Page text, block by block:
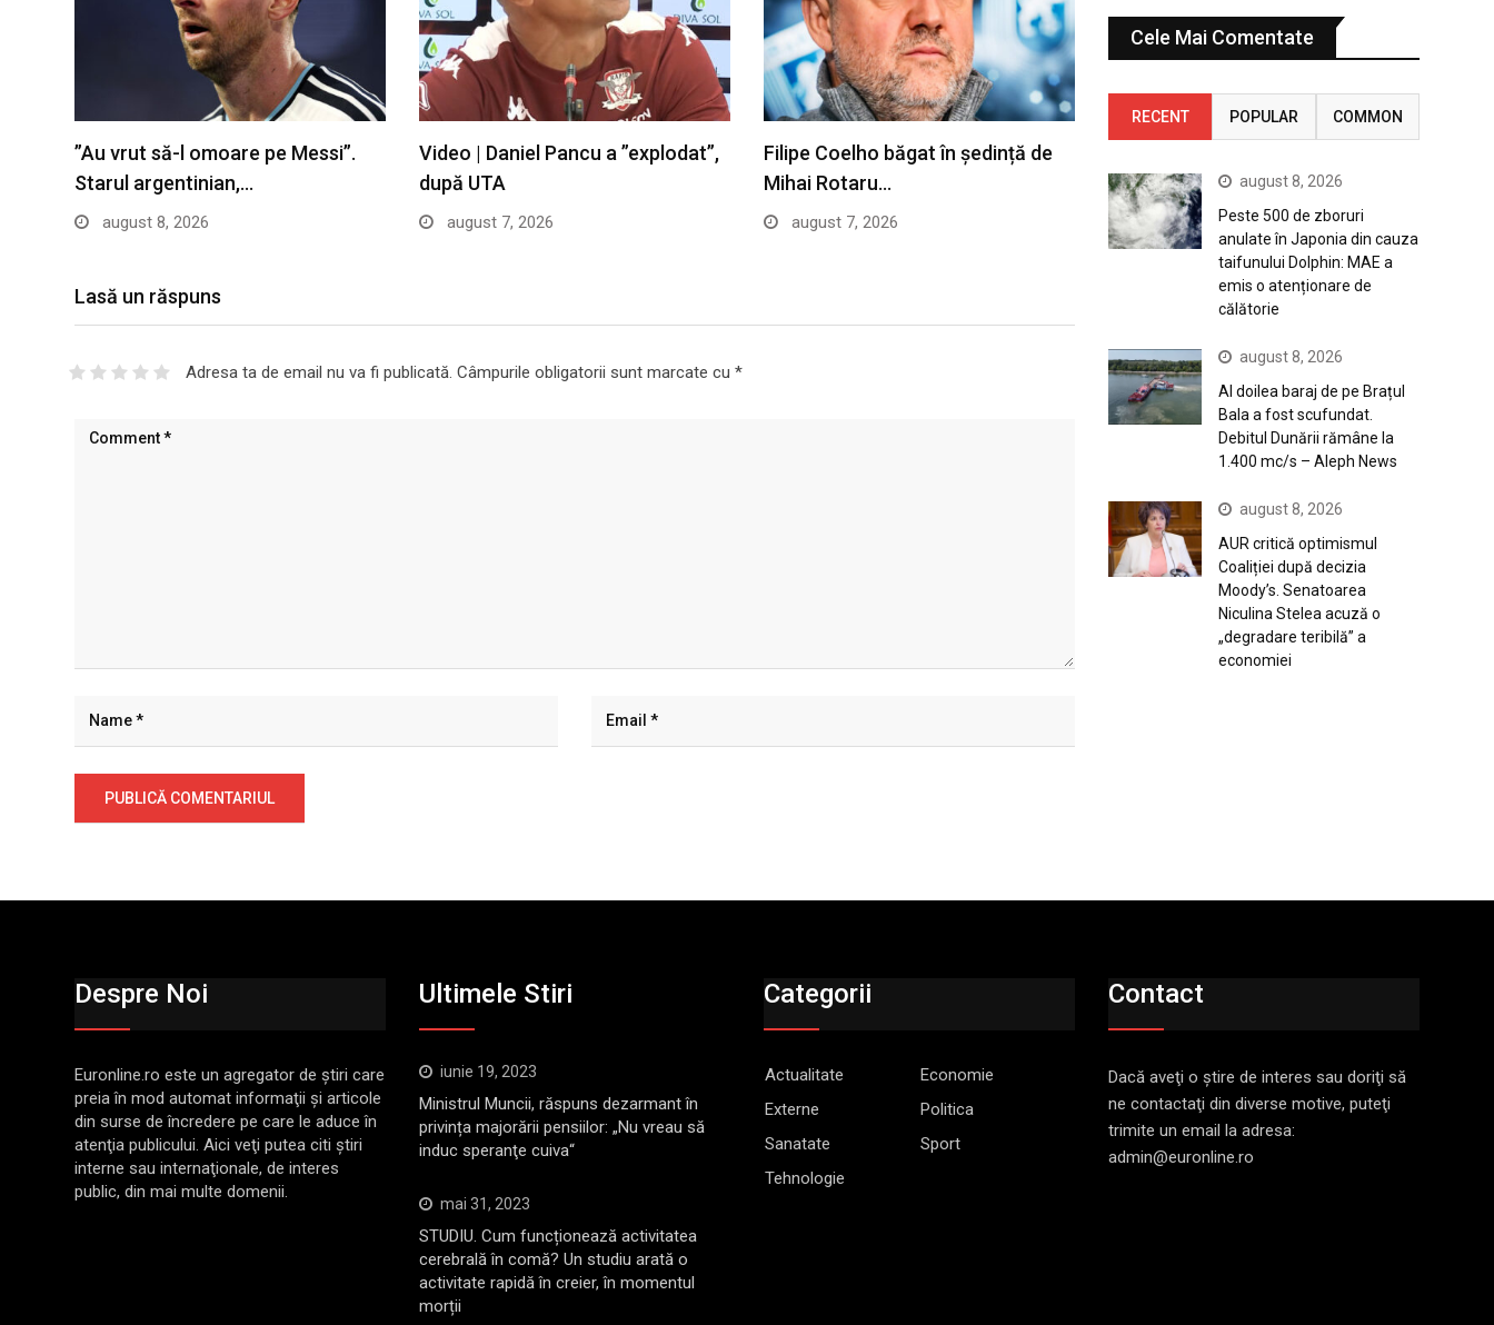
”Au vrut să-l omoare pe Messi”.
Starul argentinian,…
august 8, 2026
Video | Daniel Pancu a ”explodat”,
după UTA
august 7, 2026
Filipe Coelho băgat în ședință de
Mihai Rotaru…
august 7, 2026
Lasă un răspuns
Adresa ta de email nu va fi publicată. Câmpurile obligatorii sunt marcate cu *
Cele Mai Comentate
RECENT POPULAR COMMON
august 8, 2026
Peste 500 de zboruri
anulate în Japonia din cauza
taifunului Dolphin: MAE a
emis o atenționare de
călătorie
august 8, 2026
Al doilea baraj de pe Brațul
Bala a fost scufundat.
Debitul Dunării rămâne la
1.400 mc/s – Aleph News
august 8, 2026
AUR critică optimismul
Coaliției după decizia
Moody’s. Senatoarea
Niculina Stelea acuză o
„degradare teribilă” a
economiei
Despre Noi
Euronline.ro este un agregator de ştiri care
preia în mod automat informaţii şi articole
din surse de încredere pe care le aduce în
atenţia publicului. Aici veţi putea citi ştiri
interne sau internaţionale, de interes
public, din mai multe domenii.
Ultimele Stiri
iunie 19, 2023
Ministrul Muncii, răspuns dezarmant în
privința majorării pensiilor: „Nu vreau să
induc speranţe cuiva“
mai 31, 2023
STUDIU. Cum funcționează activitatea
cerebrală în comă? Un studiu arată o
activitate rapidă în creier, în momentul
morții
Categorii
Actualitate
Economie
Externe
Politica
Sanatate
Sport
Tehnologie
Contact
Dacă aveţi o ştire de interes sau doriţi să
ne contactaţi din diverse motive, puteţi
trimite un email la adresa:
admin@euronline.ro